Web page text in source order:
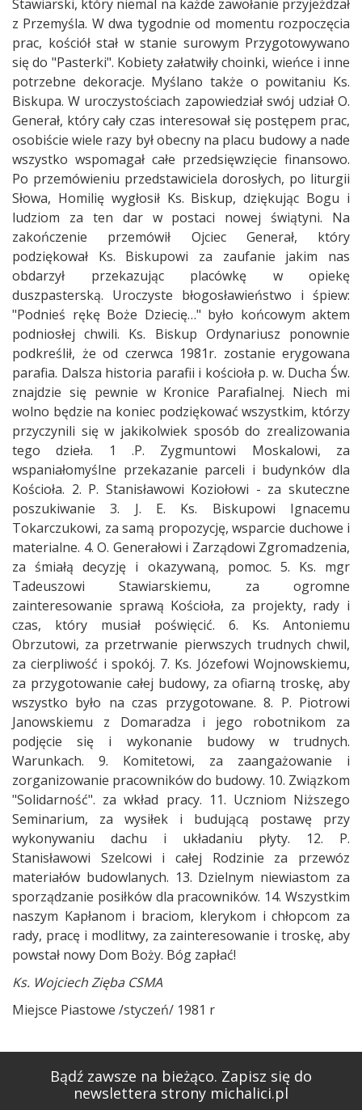
Ks. Wojciech Zięba CSMA
Miejsce Piastowe /styczeń/ 1981 r
Bądź zawsze na bieżąco. Zapisz się do
newslettera strony michalici.pl